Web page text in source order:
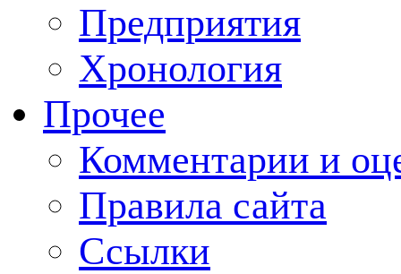
Предприятия
Хронология
Прочее
Комментарии и
Правила сайта
Ссылки